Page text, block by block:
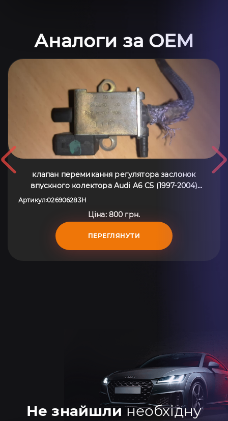
Аналоги за OEM
клапан перемикання регулятора заслонок
впускного колектора Audi A6 C5 (1997-2004)
Артикул:026906283H
Ціна: 800 грн.
ПЕРЕГЛЯНУТИ
Не знайшлинеобхідну